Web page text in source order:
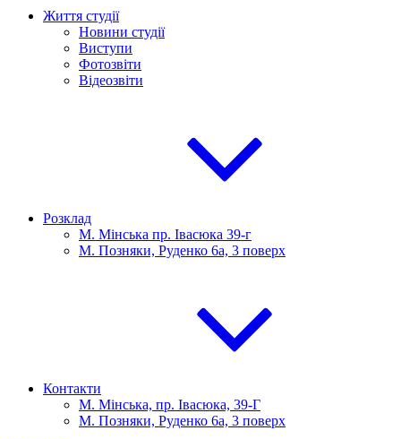
Життя студії
Новини студії
Виступи
Фотозвіти
Відеозвіти
Розклад
М. Мінська пр. Івасюка 39-г
М. Позняки, Руденко 6а, 3 поверх
Контакти
М. Мінська, пр. Івасюка, 39-Г
М. Позняки, Руденко 6а, 3 поверх